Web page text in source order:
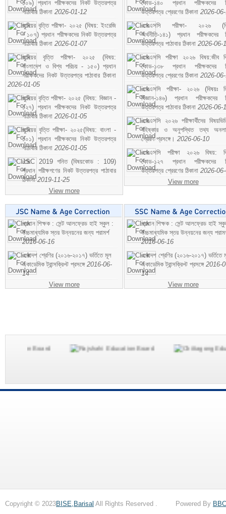
১০৯) প্রধান পরীক্ষকদের নিকট উত্তরপত্র
পাঠাবার ঠিকানা 2026-01-12
জুনিয়র বৃত্তি পরীক্ষা- ২০২৫ (বিষয়: ইংরেজি
- ১০৭) প্রধান পরীক্ষকদের নিকট উত্তরপত্র
পাঠাবার ঠিকানা 2026-01-07
জুনিয়র বৃত্তি পরীক্ষা- ২০২৫ (বিষয়:
বাংলাদেশ ও বিশ্ব পরিচয় - ১৫০) প্রধান
পরীক্ষকদের নিকট উত্তরপত্র পাঠাবার ঠিকানা
2026-01-05
জুনিয়র বৃত্তি পরীক্ষা- ২০২৫ (বিষয়: বিজ্ঞান -
১২৭) প্রধান পরীক্ষকদের নিকট উত্তরপত্র
পাঠাবার ঠিকানা 2026-01-05
জুনিয়র বৃত্তি পরীক্ষা- ২০২৫(বিষয়: বাংলা -
১০১) প্রধান পরীক্ষকদের নিকট উত্তরপত্র
পাঠাবার ঠিকানা 2026-01-05
JSC 2019 গনিত (বিষয়কোড : 109)
প্রধান পরীক্ষগণের নিকট উত্তরপত্র পাঠাবার
ঠিকানা2019-11-25
View more
কোড-১৪০ প্রধান পরীক্ষকদের
উত্তরপত্র প্রেরণের ঠিকানা 2026-
এসএসসি পরীক্ষা- ২০২৬
অর্থনীতি-১৪১) প্রধান পরীক্ষকদের
উত্তরপত্র পাঠাবার ঠিকানা 2026-06-
এসএসসি পরীক্ষা ২০২৬ বিষয়:জীব
কোড-১৩৮ প্রধান পরীক্ষকদের
উত্তরপত্র প্রেরণের ঠিকানা 2026-
এসএসসি পরীক্ষা- ২০২৬ (বিষয়ঃ
বিজ্ঞান-১৪৬) প্রধান পরীক্ষকদের
উত্তরপত্র পাঠাবার ঠিকানা 2026-06-
এসএসসি ২০২৬ পরীক্ষার্থীদের
বহিষ্কার ও অনুপস্থিত তথ্য
প্রেরণ প্রসঙ্গে। 2026-06-10
এসএসসি পরীক্ষা ২০২৬ বিষয়:
কোড-১২৭ প্রধান পরীক্ষকদের
উত্তরপত্র প্রেরণের ঠিকানা 2026-
View more
প্রধান শিক্ষক : সেন্ট আলফ্রেড হাই স্কুল :
উচ্চমাধ্যমিক স্তর উন্নয়নের জন্য পরামর্শ
2016-06-16
একাদশ শ্রেণির (২০১৬-২০১৭) ভর্তিতে মূল
একাডেমিক ট্রান্সক্রিপ্ট প্রসঙ্গে 2016-06-
14
View more
প্রধান শিক্ষক : সেন্ট আলফ্রেড হাই
উচ্চমাধ্যমিক স্তর উন্নয়নের জন্য
2016-06-16
একাদশ শ্রেণির (২০১৬-২০১৭) ভর্তিতে
একাডেমিক ট্রান্সক্রিপ্ট প্রসঙ্গে 2016-
14
View more
Copyright © 2023BISE,Barisal All Rights Reserved . Powered By